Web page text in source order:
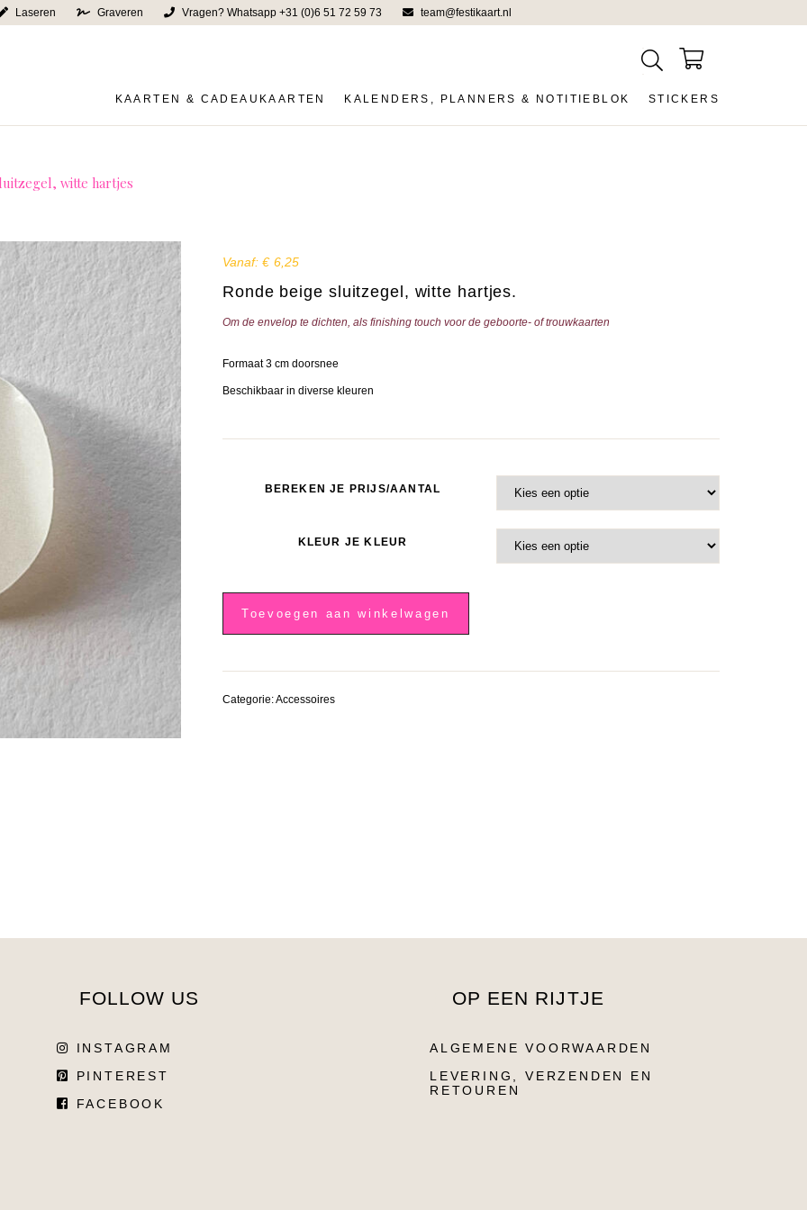
Laseren Graveren Vragen? Whatsapp +31 (0)6 51 72 59 73 team@festikaart.nl
KAARTEN & CADEAUKAARTEN KALENDERS, PLANNERS & NOTITIEBLOK STICKERS
witte hartjes
Vanaf: € 6,25
Ronde beige sluitzegel, witte hartjes.
Om de envelop te dichten, als finishing touch voor de geboorte- of trouwkaarten
Formaat 3 cm doorsnee
Beschikbaar in diverse kleuren
BEREKEN JE PRIJS/AANTAL
KLEUR JE KLEUR
Toevoegen aan winkelwagen
Categorie:Accessoires
FOLLOW US
INSTAGRAM
PINTEREST
FACEBOOK
OP EEN RIJTJE
ALGEMENE VOORWAARDEN
LEVERING, VERZENDEN EN
RETOUREN